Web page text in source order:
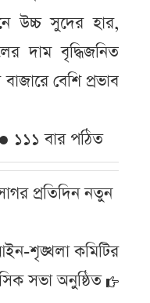
উচ্চ সুদের হার,
দাম বৃদ্ধিজনিত
বেশি প্রভাব
১১১ বার পঠিত
প্রতিদিন নতুন
শৃঙ্খলা কমিটির
সভা অনুষ্ঠিত